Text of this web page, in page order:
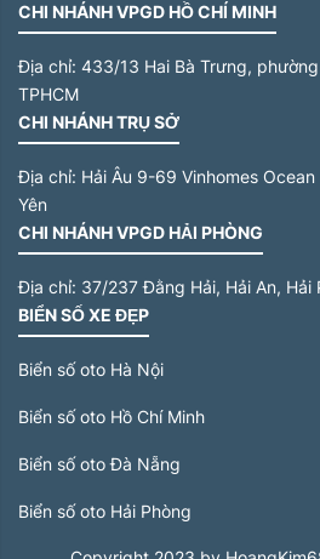
CHI NHÁNH VPGD HỒ CHÍ MINH
Địa chỉ: 433/13 Hai Bà Trưng,
TPHCM
CHI NHÁNH TRỤ SỞ
Địa chỉ: Hải Âu 9-69 Vinhomes
Yên
CHI NHÁNH VPGD HẢI PHÒNG
Địa chỉ: 37/237 Đằng Hải, Hải An, Hải
BIỂN SỐ XE ĐẸP
Biển số oto Hà Nội
Biển số oto Hồ Chí Minh
Biển số oto Đà Nẵng
Biển số oto Hải Phòng